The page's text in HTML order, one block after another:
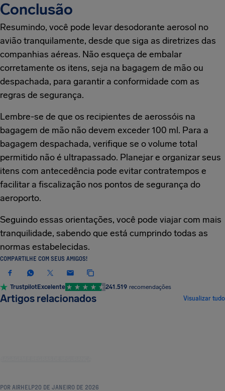
Conclusão
Resumindo, você pode levar desodorante aerosol no
avião tranquilamente, desde que siga as diretrizes das
companhias aéreas. Não esqueça de embalar
corretamente os itens, seja na bagagem de mão ou
despachada, para garantir a conformidade com as
regras de segurança.
Lembre-se de que os recipientes de aerossóis na
bagagem de mão não devem exceder 100 ml. Para a
bagagem despachada, verifique se o volume total
permitido não é ultrapassado. Planejar e organizar seus
itens com antecedência pode evitar contratempos e
facilitar a fiscalização nos pontos de segurança do
aeroporto.
Seguindo essas orientações, você pode viajar com mais
tranquilidade, sabendo que está cumprindo todas as
normas estabelecidas.
COMPARTILHE COM SEUS AMIGOS!
TrustpilotExcelente 241.519 recomendações
Artigos relacionados Visualizar tudo
POR AIRHELP20 DE JANEIRO DE 2026